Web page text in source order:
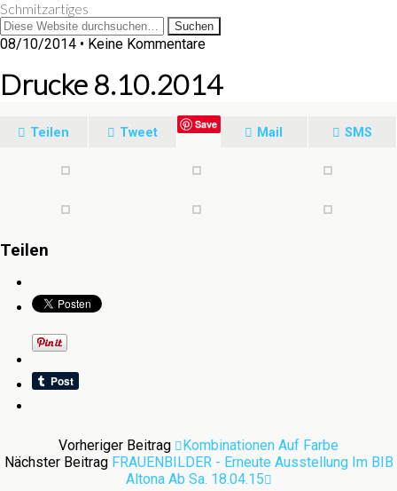
Schmitzartiges
08/10/2014 • Keine Kommentare
Drucke 8.10.2014
Teilen Tweet
Save
Mail SMS
Teilen
Vorheriger Beitrag
Kombinationen Auf Farbe
Nächster Beitrag FRAUENBILDER - Erneute Ausstellung Im BIB
Altona Ab Sa. 18.04.15